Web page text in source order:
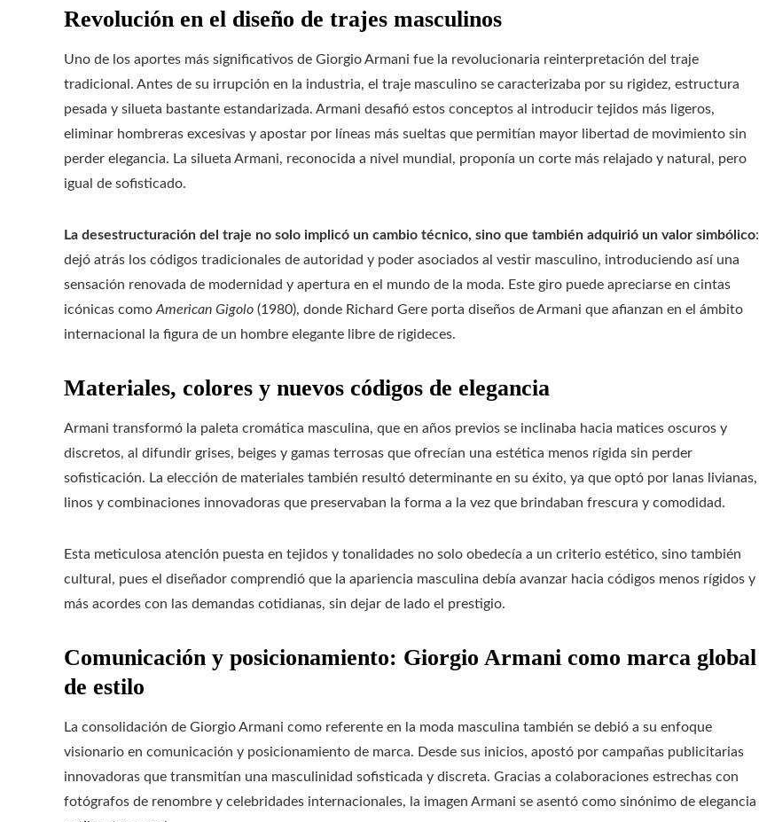
Revolución en el diseño de trajes masculinos
Uno de los aportes más significativos de Giorgio Armani fue la revolucionaria reinterpretación del traje
tradicional. Antes de su irrupción en la industria, el traje masculino se caracterizaba por su rigidez, estructura
pesada y silueta bastante estandarizada. Armani desafió estos conceptos al introducir tejidos más ligeros,
eliminar hombreras excesivas y apostar por líneas más sueltas que permitían mayor libertad de movimiento sin
perder elegancia. La silueta Armani, reconocida a nivel mundial, proponía un corte más relajado y natural, pero
igual de sofisticado.
La desestructuración del traje no solo implicó un cambio técnico, sino que también adquirió un valor simbólico:
dejó atrás los códigos tradicionales de autoridad y poder asociados al vestir masculino, introduciendo así una
sensación renovada de modernidad y apertura en el mundo de la moda. Este giro puede apreciarse en cintas
icónicas como American Gigolo (1980), donde Richard Gere porta diseños de Armani que afianzan en el ámbito
internacional la figura de un hombre elegante libre de rigideces.
Materiales, colores y nuevos códigos de elegancia
Armani transformó la paleta cromática masculina, que en años previos se inclinaba hacia matices oscuros y
discretos, al difundir grises, beiges y gamas terrosas que ofrecían una estética menos rígida sin perder
sofisticación. La elección de materiales también resultó determinante en su éxito, ya que optó por lanas livianas,
linos y combinaciones innovadoras que preservaban la forma a la vez que brindaban frescura y comodidad.
Esta meticulosa atención puesta en tejidos y tonalidades no solo obedecía a un criterio estético, sino también
cultural, pues el diseñador comprendió que la apariencia masculina debía avanzar hacia códigos menos rígidos y
más acordes con las demandas cotidianas, sin dejar de lado el prestigio.
Comunicación y posicionamiento: Giorgio Armani como marca global
de estilo
La consolidación de Giorgio Armani como referente en la moda masculina también se debió a su enfoque
visionario en comunicación y posicionamiento de marca. Desde sus inicios, apostó por campañas publicitarias
innovadoras que transmitían una masculinidad sofisticada y discreta. Gracias a colaboraciones estrechas con
fotógrafos de renombre y celebridades internacionales, la imagen Armani se asentó como sinónimo de elegancia